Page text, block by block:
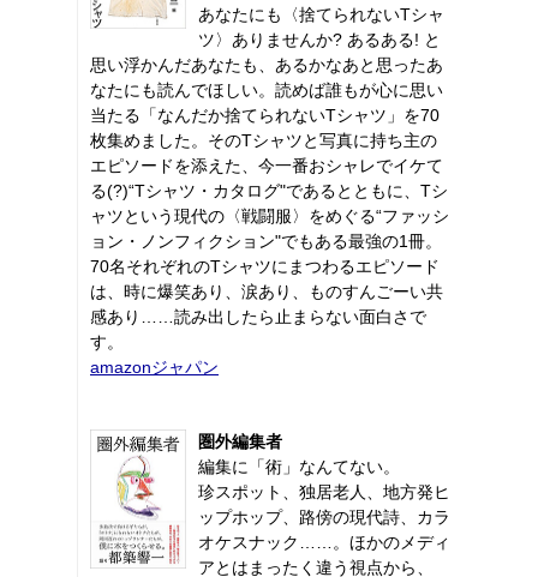
あなたにも〈捨てられないTシャ
ツ〉ありませんか? あるある! と
思い浮かんだあなたも、あるかなあと思ったあ
なたにも読んでほしい。読めば誰もが心に思い
当たる「なんだか捨てられないTシャツ」を70
枚集めました。そのTシャツと写真に持ち主の
エピソードを添えた、今一番おシャレでイケて
る(?)“Tシャツ・カタログ"であるとともに、Tシ
ャツという現代の〈戦闘服〉をめぐる“ファッシ
ョン・ノンフィクション"でもある最強の1冊。
70名それぞれのTシャツにまつわるエピソード
は、時に爆笑あり、涙あり、ものすんごーい共
感あり……読み出したら止まらない面白さで
す。
amazonジャパン
圏外編集者
編集に「術」なんてない。
珍スポット、独居老人、地方発ヒ
ップホップ、路傍の現代詩、カラ
オケスナック……。ほかのメディ
アとはまったく違う視点から、